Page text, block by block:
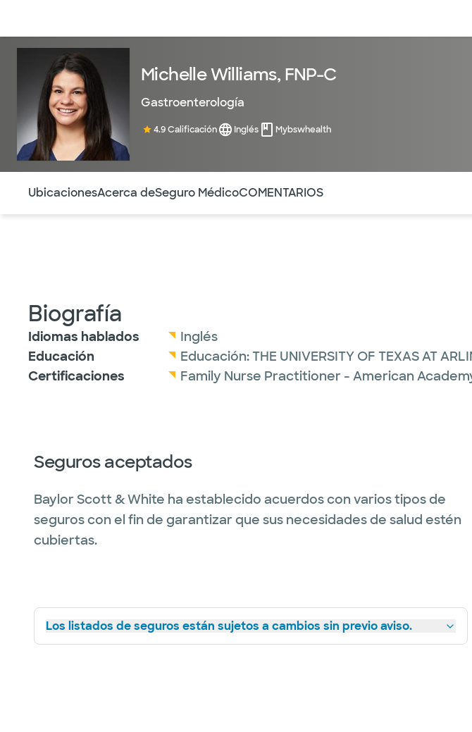
Michelle Williams, FNP-C
Gastroenterología
4.9 Calificación Inglés Mybswhealth
UbicacionesAcerca deSeguro MédicoCOMENTARIOS
Biografía
Idiomas hablados
Inglés
Educación
Educación:THE UNIVERSITY OF TEXAS AT
Certificaciones
Family Nurse Practitioner - American
Seguros aceptados
Baylor Scott & White ha establecido acuerdos con varios tipos de
seguros con el fin de garantizar que sus necesidades de salud estén
cubiertas.
Los listados de seguros están sujetos a cambios sin previo aviso.